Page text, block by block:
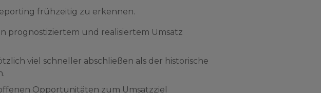
frühzeitig zu erkennen.
prognostiziertem und realisiertem Umsatz
viel schneller abschließen als der historische
Opportunitäten zum Umsatzziel